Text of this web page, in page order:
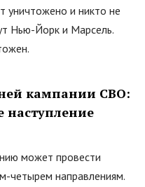
уничтожено и никто не
Нью-Йорк и Марсель.
кампании СВО:
наступление
может провести
четырем направлениям.